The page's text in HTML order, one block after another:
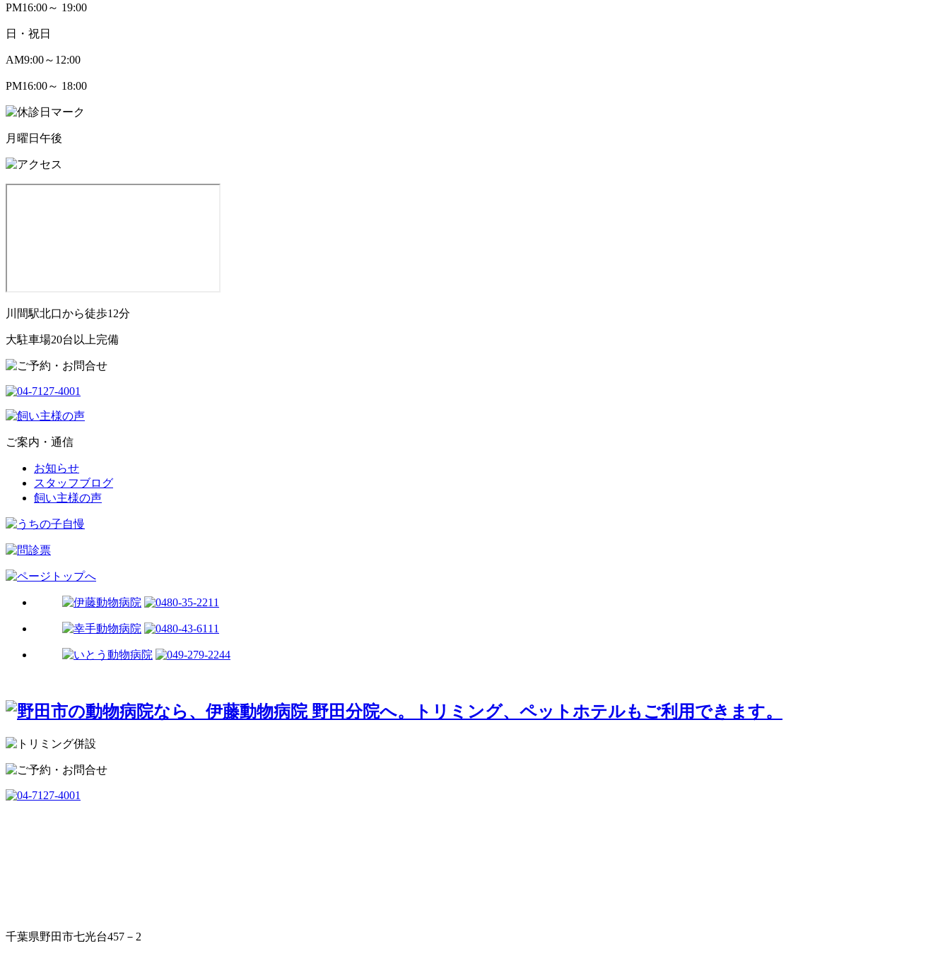
PM16:00～ 19:00
日・祝日
AM9:00～12:00
PM16:00～ 18:00
月曜日午後
川間駅北口から徒歩12分
大駐車場20台以上完備
ご案内・通信
お知らせ
スタッフブログ
飼い主様の声
千葉県野田市七光台457－2